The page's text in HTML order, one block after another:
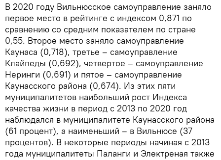
В 2020 году Вильнюсское самоуправление заняло
первое место в рейтинге с индексом 0,871 по
сравнению со средним показателем по стране
0,55. Второе место заняло самоуправление
Каунаса (0,718), третье – самоуправление
Клайпеды (0,692), четвертое – самоуправление
Неринги (0,691) и пятое – самоуправление
Каунасского района (0,674). Из этих пяти
муниципалитетов наибольший рост Индекса
качества жизни в период с 2013 по 2020 год
наблюдался в муниципалитете Каунасского района
(61 процент), а наименьший – в Вильнюсе (37
процентов). В некоторые периоды начиная с 2013
года муниципалитеты Паланги и Электреная также